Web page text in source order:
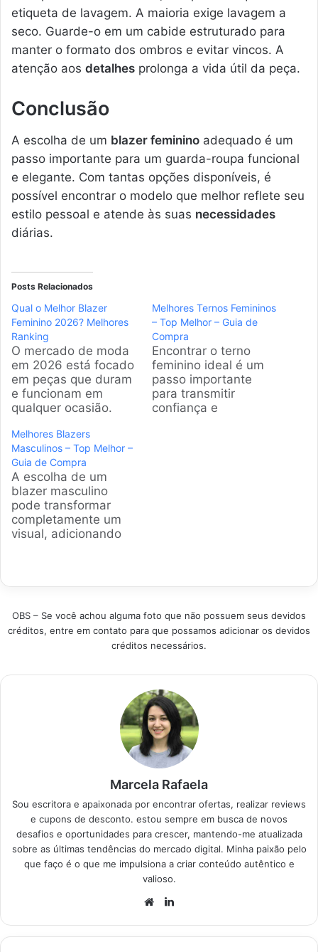
etiqueta de lavagem. A maioria exige lavagem a
seco. Guarde-o em um cabide estruturado para
manter o formato dos ombros e evitar vincos. A
atenção aos detalhes prolonga a vida útil da peça.
Conclusão
A escolha de um blazer feminino adequado é um
passo importante para um guarda-roupa funcional
e elegante. Com tantas opções disponíveis, é
possível encontrar o modelo que melhor reflete seu
estilo pessoal e atende às suas necessidades
diárias.
Posts Relacionados
Qual o Melhor Blazer
Feminino 2026? Melhores
Ranking
O mercado de moda
em 2026 está focado
em peças que duram
e funcionam em
qualquer ocasião.
feminino ideal resolve
aquele drama de
"não tenho o que
vestir" para uma
reunião ou um jantar.
A gente analisou os
modelos mais
vendidos e bem
Melhores Ternos Femininos
– Top Melhor – Guia de
Compra
Encontrar o terno
feminino ideal é um
passo importante
para transmitir
confiança e
Melhores Blazers
Masculinos – Top Melhor –
Guia de Compra
A escolha de um
blazer masculino
pode transformar
completamente um
visual, adicionando
análise detalhada
modelos mais
procurados, ajudando
você a encontrar a
combina qualidade,
OBS – Se você achou alguma foto que não possuem seus devidos
créditos, entre em contato para que possamos adicionar os devidos
créditos necessários.
Marcela Rafaela
Sou escritora e apaixonada por encontrar ofertas, realizar reviews
e cupons de desconto. estou sempre em busca de novos
desafios e oportunidades para crescer, mantendo-me atualizada
sobre as últimas tendências do mercado digital. Minha paixão pelo
que faço é o que me impulsiona a criar conteúdo autêntico e
valioso.
Website